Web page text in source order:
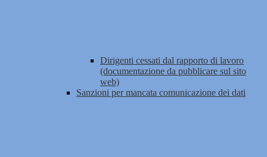
Dirigenti cessati dal rapporto di lavoro
(documentazione da pubblicare sul sito
web)
Sanzioni per mancata comunicazione dei dati